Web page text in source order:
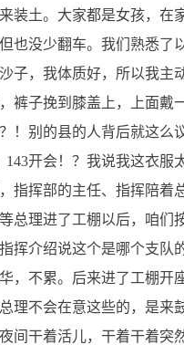
装土。大家都是女孩，在
也没少翻车。我们熟悉了
子，我体质好，所以我
裤子挽到膝盖上，上面
！别的县的人背后就这么
开会！？我说我这衣
指挥部的主任、指挥陪
总理进了工棚以后，咱
挥介绍说这个是哪个支队
，不累。后来进了工棚
理不会在意这些的，是来
间干着活儿，干着干着